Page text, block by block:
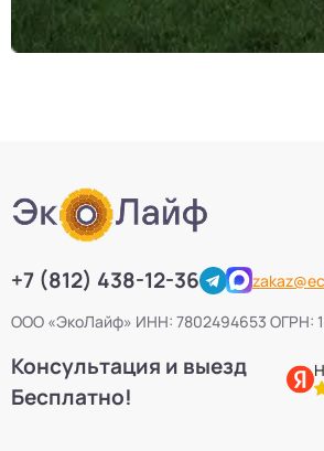
+7 (812) 438-12-36
ООО «ЭкоЛайф» ИНН: 7802494653 ОГРН:
Консультация и выезд
Бесплатно!